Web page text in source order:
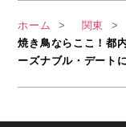
ホーム 関東
焼き鳥ならここ！都
ーズナブル・デート